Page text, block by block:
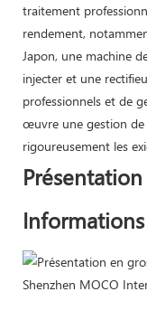
traitement
rendement,
Japon, une machine
injecter et une
professionnels et de
œuvre une gestion de
rigoureusement les